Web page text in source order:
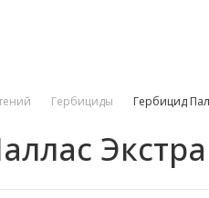
Гербициды Гербицид
Экстра